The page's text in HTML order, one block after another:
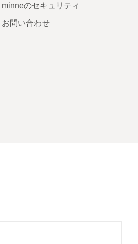
minneのセキュリティ
お問い合わせ